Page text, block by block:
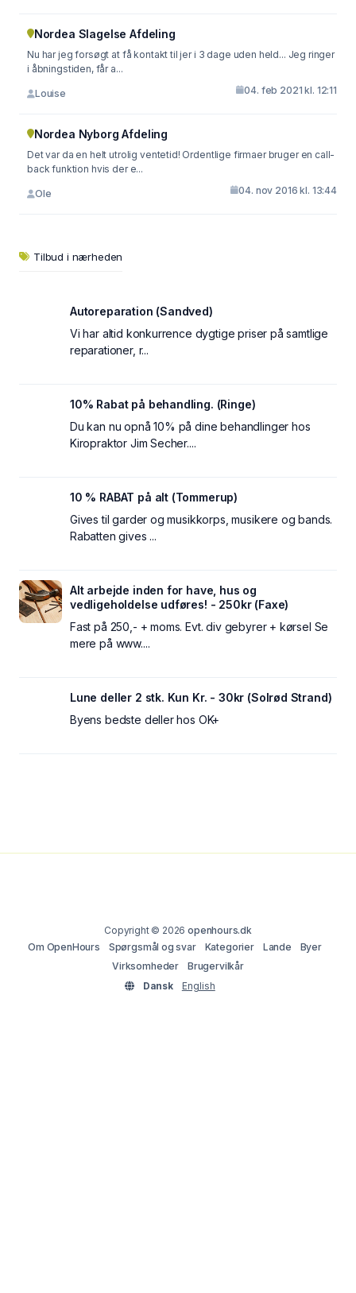
Nordea Slagelse Afdeling
Nu har jeg forsøgt at få kontakt til jer i 3 dage uden held... Jeg ringer
i åbningstiden, får a...
Louise 04. feb 2021 kl. 12:11
Nordea Nyborg Afdeling
Det var da en helt utrolig ventetid! Ordentlige firmaer bruger en call-
back funktion hvis der e...
Ole 04. nov 2016 kl. 13:44
Tilbud i nærheden
Autoreparation (Sandved)
Vi har altid konkurrence dygtige priser på samtlige
reparationer, r...
10% Rabat på behandling. (Ringe)
Du kan nu opnå 10% på dine behandlinger hos
Kiropraktor Jim Secher....
10 % RABAT på alt (Tommerup)
Gives til garder og musikkorps, musikere og bands.
Rabatten gives ...
Alt arbejde inden for have, hus og
vedligeholdelse udføres! - 250kr (Faxe)
Fast på 250,- + moms. Evt. div gebyrer + kørsel Se
mere på www....
Lune deller 2 stk. Kun Kr. - 30kr (Solrød Strand)
Byens bedste deller hos OK+
Copyright © 2026openhours.dk
Om OpenHours
Spørgsmål og svar Kategorier Lande
Byer
Virksomheder
Brugervilkår
Dansk
English